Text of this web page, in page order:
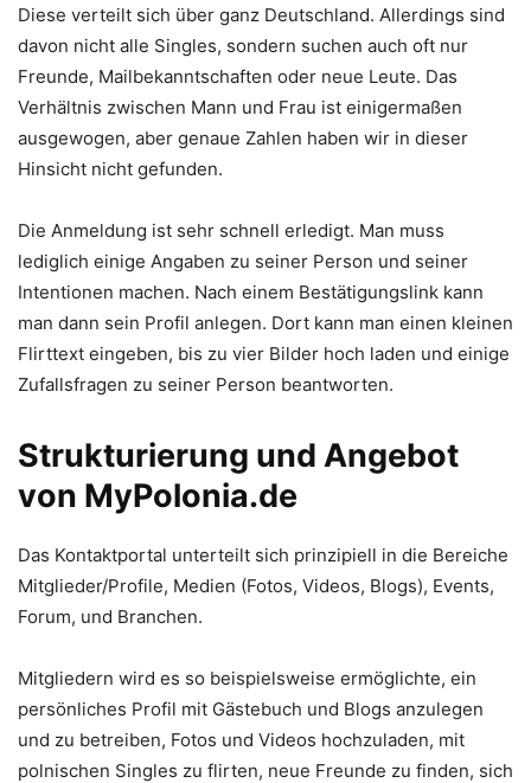
Diese verteilt sich über ganz Deutschland. Allerdings sind
davon nicht alle Singles, sondern suchen auch oft nur
Freunde, Mailbekanntschaften oder neue Leute. Das
Verhältnis zwischen Mann und Frau ist einigermaßen
ausgewogen, aber genaue Zahlen haben wir in dieser
Hinsicht nicht gefunden.
Die Anmeldung ist sehr schnell erledigt. Man muss
lediglich einige Angaben zu seiner Person und seiner
Intentionen machen. Nach einem Bestätigungslink kann
man dann sein Profil anlegen. Dort kann man einen kleinen
Flirttext eingeben, bis zu vier Bilder hoch laden und einige
Zufallsfragen zu seiner Person beantworten.
Strukturierung und Angebot
von MyPolonia.de
Das Kontaktportal unterteilt sich prinzipiell in die Bereiche
Mitglieder/Profile, Medien (Fotos, Videos, Blogs), Events,
Forum, und Branchen.
Mitgliedern wird es so beispielsweise ermöglichte, ein
persönliches Profil mit Gästebuch und Blogs anzulegen
und zu betreiben, Fotos und Videos hochzuladen, mit
polnischen Singles zu flirten, neue Freunde zu finden, sich